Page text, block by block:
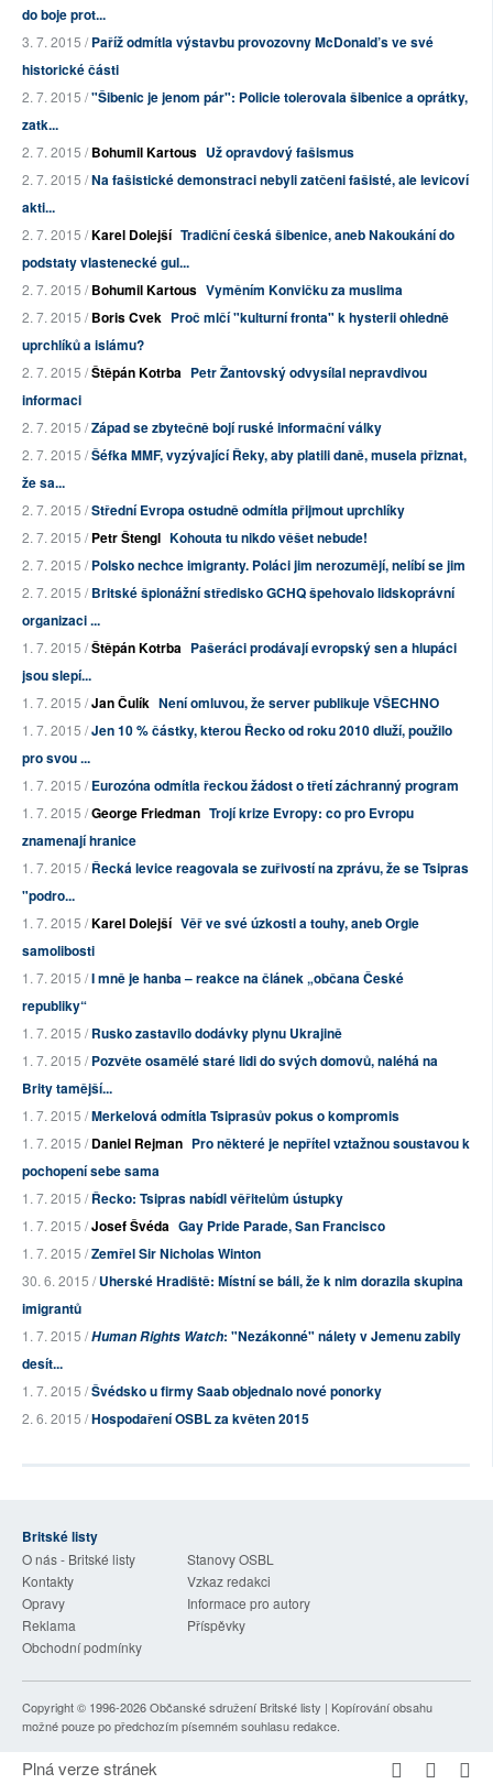
do boje prot...
3. 7. 2015 /Paříž odmítla výstavbu provozovny McDonald’s ve své
historické části
2. 7. 2015 /"Šibenic je jenom pár": Policie tolerovala šibenice a oprátky,
zatk...
2. 7. 2015 /Bohumil Kartous Už opravdový fašismus
2. 7. 2015 /Na fašistické demonstraci nebyli zatčeni fašisté, ale levicoví
akti...
2. 7. 2015 /Karel Dolejší Tradiční česká šibenice, aneb Nakoukání do
podstaty vlastenecké gul...
2. 7. 2015 /Bohumil Kartous Vyměním Konvičku za muslima
2. 7. 2015 /Boris Cvek Proč mlčí "kulturní fronta" k hysterii ohledně
uprchlíků a islámu?
2. 7. 2015 /Štěpán Kotrba Petr Žantovský odvysílal nepravdivou
informaci
2. 7. 2015 /Západ se zbytečně bojí ruské informační války
2. 7. 2015 /Šéfka MMF, vyzývající Řeky, aby platili daně, musela přiznat,
že sa...
2. 7. 2015 /Střední Evropa ostudně odmítla přijmout uprchlíky
2. 7. 2015 /Petr Štengl Kohouta tu nikdo věšet nebude!
2. 7. 2015 /Polsko nechce imigranty. Poláci jim nerozumějí, nelíbí se jim
2. 7. 2015 /Britské špionážní středisko GCHQ špehovalo lidskoprávní
organizaci ...
1. 7. 2015 /Štěpán Kotrba Pašeráci prodávají evropský sen a hlupáci
jsou slepí...
1. 7. 2015 /Jan Čulík Není omluvou, že server publikuje VŠECHNO
1. 7. 2015 /Jen 10 % částky, kterou Řecko od roku 2010 dluží, použilo
pro svou ...
1. 7. 2015 /Eurozóna odmítla řeckou žádost o třetí záchranný program
1. 7. 2015 /George Friedman Trojí krize Evropy: co pro Evropu
znamenají hranice
1. 7. 2015 /Řecká levice reagovala se zuřivostí na zprávu, že se Tsipras
"podro...
1. 7. 2015 /Karel Dolejší Věř ve své úzkosti a touhy, aneb Orgie
samolibosti
1. 7. 2015 /I mně je hanba – reakce na článek „občana České
republiky“
1. 7. 2015 /Rusko zastavilo dodávky plynu Ukrajině
1. 7. 2015 /Pozvěte osamělé staré lidi do svých domovů, naléhá na
Brity tamější...
1. 7. 2015 /Merkelová odmítla Tsiprasův pokus o kompromis
1. 7. 2015 /Daniel Rejman Pro některé je nepřítel vztažnou soustavou k
pochopení sebe sama
1. 7. 2015 /Řecko: Tsipras nabídl věřitelům ústupky
1. 7. 2015 /Josef Švéda Gay Pride Parade, San Francisco
1. 7. 2015 /Zemřel Sir Nicholas Winton
30. 6. 2015 /Uherské Hradiště: Místní se báli, že k nim dorazila skupina
imigrantů
1. 7. 2015 /Human Rights Watch: "Nezákonné" nálety v Jemenu zabily
desít...
1. 7. 2015 /Švédsko u firmy Saab objednalo nové ponorky
2. 6. 2015 /Hospodaření OSBL za květen 2015
Britské listy
O nás - Britské listy
Stanovy OSBL
Kontakty
Vzkaz redakci
Opravy
Informace pro autory
Reklama
Příspěvky
Obchodní podmínky
Copyright © 1996-2026Občanské sdružení Britské listy | Kopírování obsahu
možné pouze po předchozím písemném souhlasu redakce.
Plná verze stránek